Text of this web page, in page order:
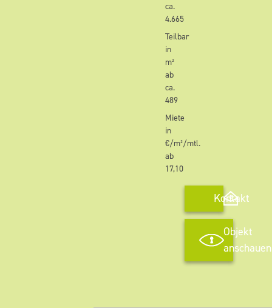
ca.
4.665
Teilbar
in
m²
ab
ca.
489
Miete
in
€/m²/mtl.
ab
17,10
Kontakt
Objekt
anschauen